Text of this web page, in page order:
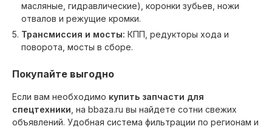
масляные, гидравлические), коронки зубьев, ножи
отвалов и режущие кромки.
Трансмиссия и мосты: КПП, редукторы хода и
поворота, мосты в сборе.
Покупайте выгодно
Если вам необходимо купить запчасти для
спецтехники , на bbaza.ru вы найдете сотни свежих
объявлений. Удобная система фильтрации по регионам и